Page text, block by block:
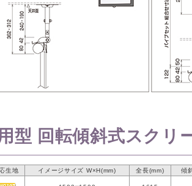
型 回転傾斜式スクリ
生地 イメージサイズ W×H(mm) 全長(mm)
傾